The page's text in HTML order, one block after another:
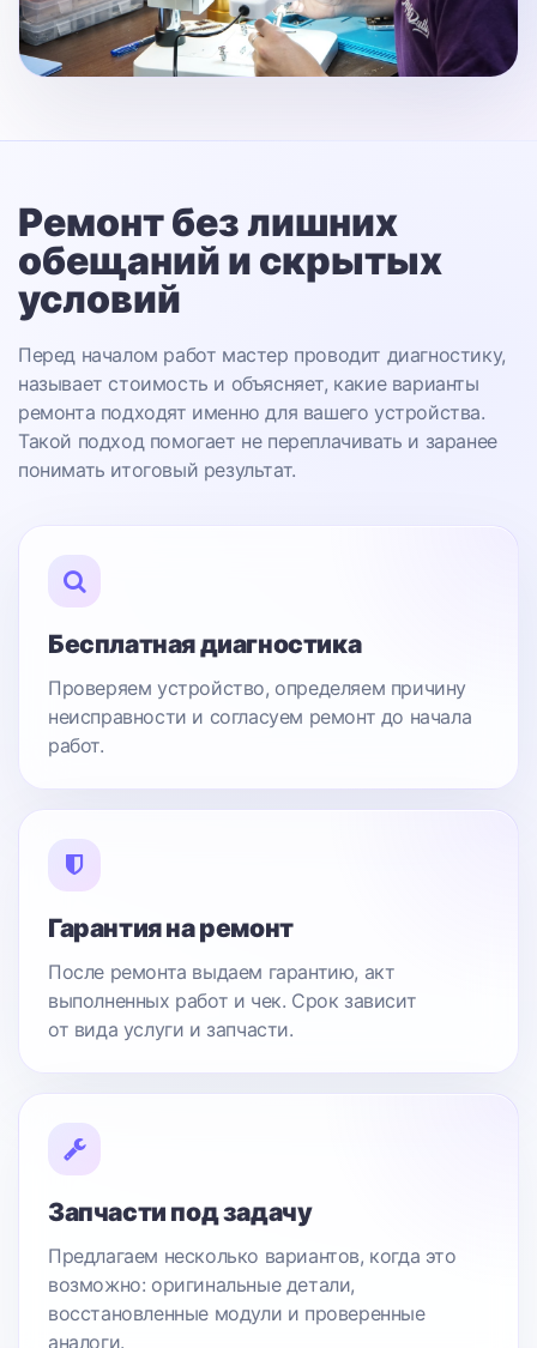
Ремонт без лишних
обещаний и скрытых
условий
Перед началом работ мастер проводит диагностику,
называет стоимость и объясняет, какие варианты
ремонта подходят именно для вашего устройства.
Такой подход помогает не переплачивать и заранее
понимать итоговый результат.
Бесплатная диагностика
Проверяем устройство, определяем причину
неисправности и согласуем ремонт до начала
работ.
Гарантия на ремонт
После ремонта выдаем гарантию, акт
выполненных работ и чек. Срок зависит
от вида услуги и запчасти.
Запчасти под задачу
Предлагаем несколько вариантов, когда это
возможно: оригинальные детали,
восстановленные модули и проверенные
аналоги.